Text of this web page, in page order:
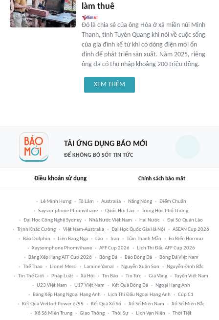
làm thuê
Đó là chia sẻ của ông Hóa ở xã miền núi Minh
Thanh, tỉnh Tuyên Quang khi nói về cuộc sống
của gia đình kể từ khi có dòng điện mới ổn
định để phát triển sản xuất. Năm 2025, riêng
ông đã có thu nhập khoảng 200 triệu đồng.
XEM THÊM
TẢI ỨNG DỤNG BÁO MỚI
ĐỂ KHÔNG BỎ SÓT TIN TỨC
Điều khoản sử dụng Chính sách bảo mật
Lê Minh Hưng Tô Lâm Australia Nắng Nóng
Điểm Chuẩn
Saysomphone Phomvihane
Quốc Hội Lào
Trung Học Phổ Thông
Đại Học Công Nghệ Sydney
Nhà Nước Việt Nam Hai Nước
Đại Sứ Quán Lào
Trịnh Khắc Cường
Việt Nam-Australia Đại Học Quốc Gia Hà Nội
ASEAN Cup 2026
Bão Dolphin
Liên Bang Nga Lào Iran Trần Thanh Mẫn
Eo Biển Hormuz
Xaysomphone Phomvihane
AFF Cup 2026
Lịch Thi Đấu AFF Cup 2026
Bảng Xếp Hạng AFF Cup 2026
Bóng Đá Báo Bóng Đá
Bóng Đá Việt Nam
Thể Thao
Lionel Messi Lamine Yamal Nguyễn Xuân Son
Nguyễn Đình Bắc
Tin Thế Giới
Pháp Luật Xã Hội Tin Bão Tin Tức Giá Vàng
Tuyển Việt Nam
U23 Việt Nam
U17 Việt Nam Kết Quả Bóng Đá
Ngoại Hạng Anh
Bảng Xếp Hạng Ngoại Hạng Anh
Lịch Thi Đấu Ngoại Hạng Anh
Cúp C1
Kết Quả Vietlott Power 6/55
Kết Quả Xổ Số Xổ Số Miền Nam
Xổ Số Miền Bắc
Xổ Số Miền Trung
Giao Thông Thời Sự Lịch Vạn Niên
Thời Tiết